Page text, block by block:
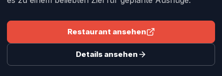
Restaurant ansehen
Details ansehen